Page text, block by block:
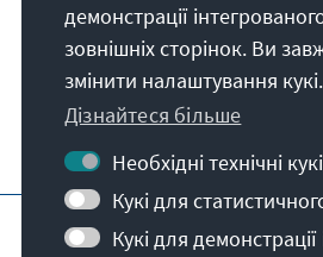
Наше покликання
Контакт
Подальші пропозиції від
Вихідні дані
Умови
демонстрації
зовнішніх сторінок. Ви
змінити налаштування кукі.
Дізнайтеся більше
Необхідні технічні кукі
Кукі для
Кукі для